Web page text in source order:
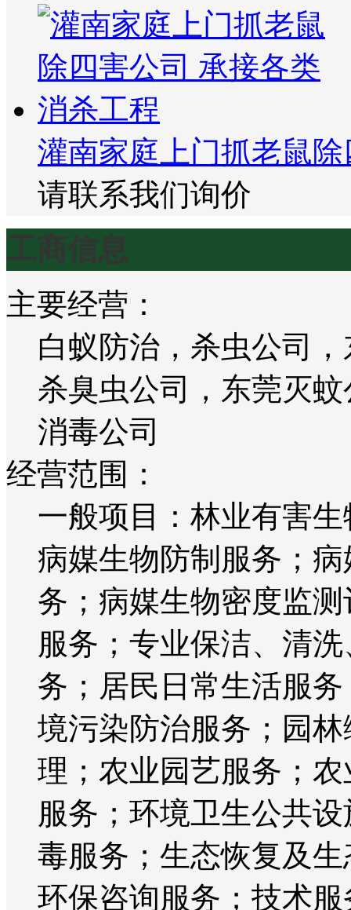
灌南家庭上门抓老鼠
请联系我们询价
工商信息
主要经营：
白蚁防治，杀虫公司
杀臭虫公司，东莞灭
消毒公司
经营范围：
一般项目：林业有害
病媒生物防制服务；
务；病媒生物密度监
服务；专业保洁、清
务；居民日常生活服
境污染防治服务；园
理；农业园艺服务；
服务；环境卫生公共
毒服务；生态恢复及
环保咨询服务；技术